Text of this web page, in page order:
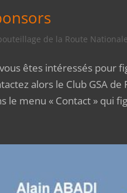
de la Route
êtes intéressés pour
alors le Club GSA
le menu « Contact » qui